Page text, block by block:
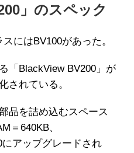
」のスペック
にはBV100があった。
「BlackView BV200」が
されている。
品を詰め込むスペース
＝640KB、
アップグレードされ